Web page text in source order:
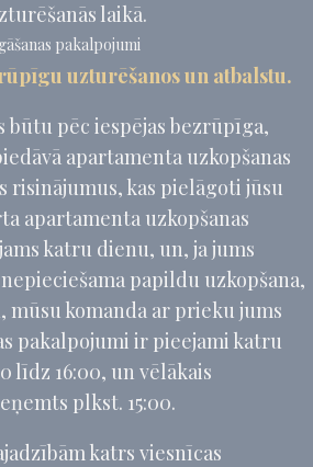
laikā.
pakalpojumi
uzturēšanos un atbalstu.
būtu pēc iespējas bezrūpīga,
apartamenta uzkopšanas
risinājumus, kas pielāgoti jūsu
apartamenta uzkopšanas
katru dienu, un, ja jums
papildu uzkopšana,
komanda ar prieku jums
pakalpojumi ir pieejami katru
līdz 16:00, un vēlākais
plkst. 15:00.
katrs viesnīcas